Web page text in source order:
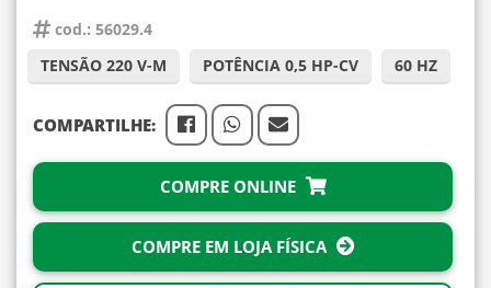
cod.: 56029.4
TENSÃO 220 V-M
POTÊNCIA 0,5 HP-CV 60 HZ
COMPARTILHE:
COMPRE ONLINE
COMPRE EM LOJA FÍSICA